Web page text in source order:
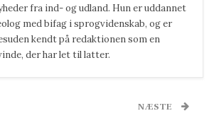
fra ind- og udland. Hun er uddannet
med bifag i sprogvidenskab, og er
kendt på redaktionen som en
der har let til latter.
NÆSTE